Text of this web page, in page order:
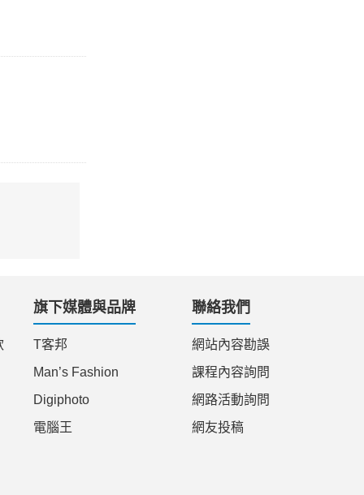
旗下媒體與品牌
T客邦
Man’s Fashion
Digiphoto
電腦王
聯絡我們
網站內容勘誤
課程內容詢問
網路活動詢問
網友投稿